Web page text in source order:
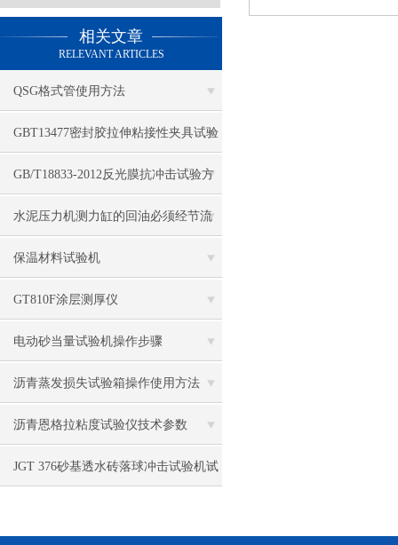
相关文章
RELEVANT ARTICLES
QSG格式管使用方法
GBT13477密封胶拉伸粘接性夹具试验
步骤
GB/T18833-2012反光膜抗冲击试验方
法
水泥压力机测力缸的回油必须经节流
阀获得缓回
保温材料试验机
GT810F涂层测厚仪
电动砂当量试验机操作步骤
沥青蒸发损失试验箱操作使用方法
沥青恩格拉粘度试验仪技术参数
JGT 376砂基透水砖落球冲击试验机试